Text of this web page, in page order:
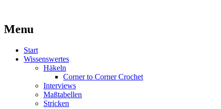
MissKnitness
Kaufst du noch oder strickst du schon?
Menu
Skip
Start
Wissenswertes
Häkeln
Corner to Corner Crochet
Interviews
Maßtabellen
Stricken